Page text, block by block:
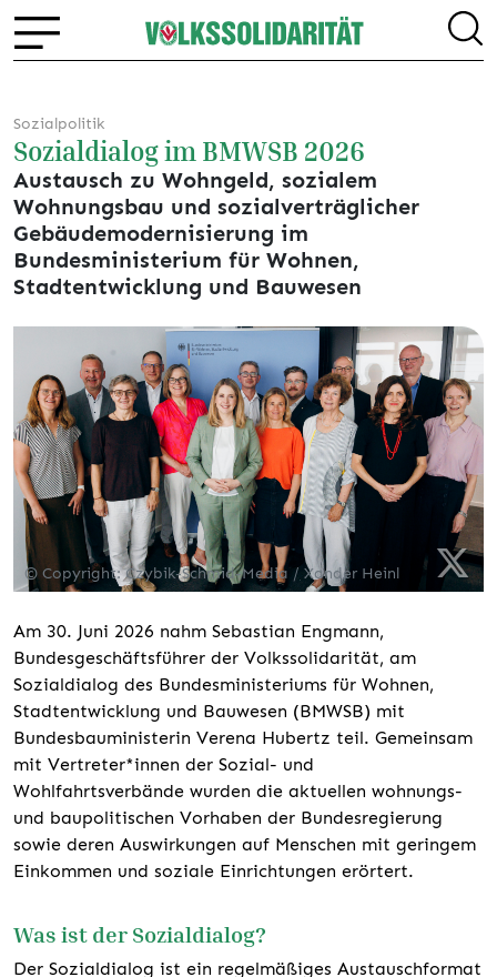
Sozialpolitik
Sozialdialog im BMWSB 2026
Austausch zu Wohngeld, sozialem
Wohnungsbau und sozialverträglicher
Gebäudemodernisierung im
Bundesministerium für Wohnen,
Stadtentwicklung und Bauwesen
© Copyright: Czybik-Schmid-Media / Xander Heinl
Am 30. Juni 2026 nahm Sebastian Engmann,
Bundesgeschäftsführer der Volkssolidarität, am
Sozialdialog des Bundesministeriums für Wohnen,
Stadtentwicklung und Bauwesen (BMWSB) mit
Bundesbauministerin Verena Hubertz teil. Gemeinsam
mit Vertreter*innen der Sozial- und
Wohlfahrtsverbände wurden die aktuellen wohnungs-
und baupolitischen Vorhaben der Bundesregierung
sowie deren Auswirkungen auf Menschen mit geringem
Einkommen und soziale Einrichtungen erörtert.
Was ist der Sozialdialog?
Der Sozialdialog ist ein regelmäßiges Austauschformat